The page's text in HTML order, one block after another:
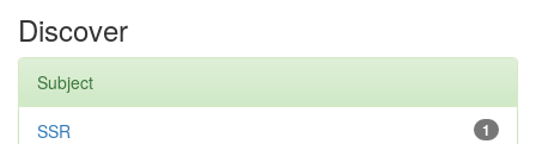
Discover
Subject
1
SSR